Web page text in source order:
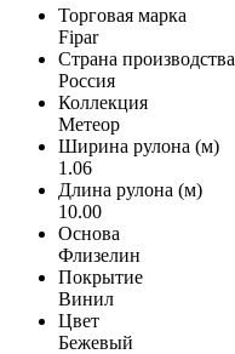
Торговая марка
Fipar
Страна производства
Россия
Коллекция
Метеор
Ширина рулона (м)
1.06
Длина рулона (м)
10.00
Основа
Флизелин
Покрытие
Винил
Цвет
Бежевый